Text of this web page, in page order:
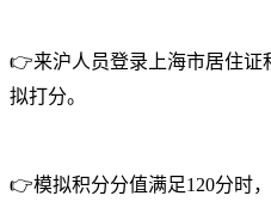
👉来沪人员登录上海市居住证
拟打分。
👉模拟积分分值满足120分时